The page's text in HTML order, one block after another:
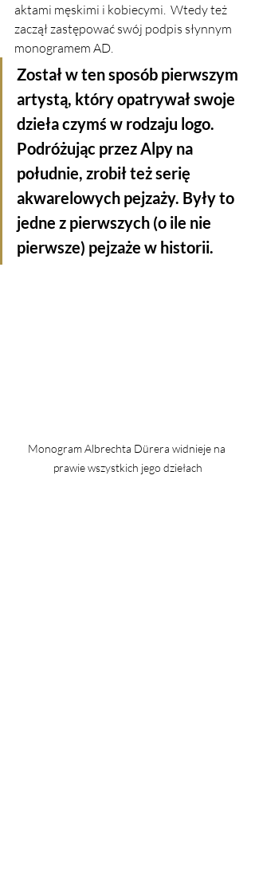
aktami męskimi i kobiecymi.  Wtedy też
zaczął zastępować swój podpis słynnym
monogramem AD.
Został w ten sposób pierwszym
artystą, który opatrywał swoje
dzieła czymś w rodzaju logo.
Podróżując przez Alpy na
południe, zrobił też serię
akwarelowych pejzaży. Były to
jedne z pierwszych (o ile nie
pierwsze) pejzaże w historii.
Monogram Albrechta Dürera widnieje na
prawie wszystkich jego dziełach